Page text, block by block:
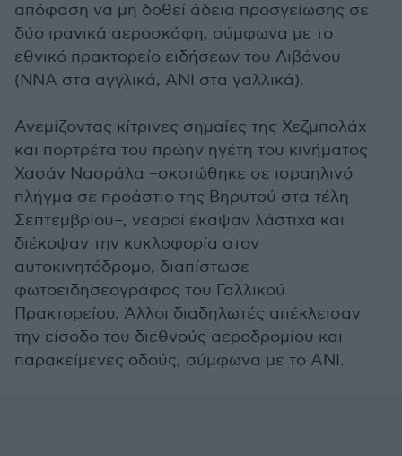
απόφαση να μη δοθεί άδεια προσγείωσης σε
δύο ιρανικά αεροσκάφη, σύμφωνα με το
εθνικό πρακτορείο ειδήσεων του Λιβάνου
(ΝΝΑ στα αγγλικά, ΑΝΙ στα γαλλικά).
Ανεμίζοντας κίτρινες σημαίες της Χεζμπολάχ
και πορτρέτα του πρώην ηγέτη του κινήματος
Χασάν Νασράλα –σκοτώθηκε σε ισραηλινό
πλήγμα σε προάστιο της Βηρυτού στα τέλη
Σεπτεμβρίου–, νεαροί έκαψαν λάστιχα και
διέκοψαν την κυκλοφορία στον
αυτοκινητόδρομο, διαπίστωσε
φωτοειδησεογράφος του Γαλλικού
Πρακτορείου. Άλλοι διαδηλωτές απέκλεισαν
την είσοδο του διεθνούς αεροδρομίου και
παρακείμενες οδούς, σύμφωνα με το ΑΝΙ.